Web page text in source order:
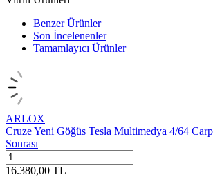
Benzer Ürünler
Son İncelenenler
Tamamlayıcı Ürünler
ARLOX
Cruze Yeni Göğüs Tesla Multimedya 4/64
Sonrası
16.380,00 TL